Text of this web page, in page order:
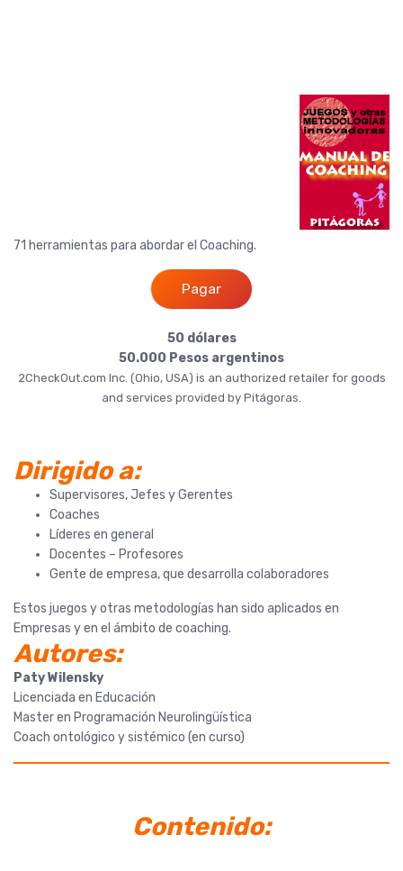
71 herramientas para abordar el Coaching.
Pagar
50 dólares
50.000 Pesos argentinos
2CheckOut.com Inc. (Ohio, USA) is an authorized retailer for goods
and services provided by Pitágoras.
Dirigido a:
Supervisores, Jefes y Gerentes
Coaches
Líderes en general
Docentes – Profesores
Gente de empresa, que desarrolla colaboradores
Estos juegos y otras metodologías han sido aplicados en
Empresas y en el ámbito de coaching.
Autores:
Paty Wilensky
Licenciada en Educación
Master en Programación Neurolingüística
Coach ontológico y sistémico (en curso)
Contenido: